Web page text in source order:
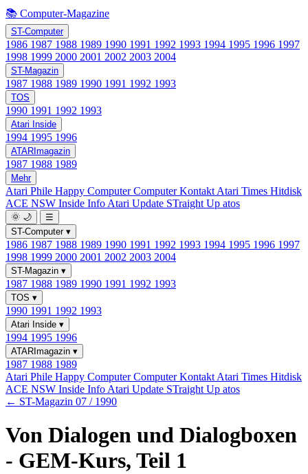
📚 Computer-Magazine
ST-Computer
1986 1987 1988 1989 1990 1991 1992 1993 1994 1995 1996 1997
1998 1999 2000 2001 2002 2003 2004
ST-Magazin
1987 1988 1989 1990 1991 1992 1993
TOS
1990 1991 1992 1993
Atari Inside
1994 1995 1996
ATARImagazin
1987 1988 1989
Mehr
Atari Phile Happy ComputerComputer Kontakt Atari Times Hitdisk
ACE NSW Inside Info Atari Update STraight Up atos
🌞 🌙
☰
ST-Computer ▾
1986 1987 1988 1989 1990 1991 1992 1993 1994 1995 1996 1997
1998 1999 2000 2001 2002 2003 2004
ST-Magazin ▾
1987 1988 1989 1990 1991 1992 1993
TOS ▾
1990 1991 1992 1993
Atari Inside ▾
1994 1995 1996
ATARImagazin ▾
1987 1988 1989
Atari Phile Happy ComputerComputer Kontakt Atari Times Hitdisk
ACE NSW Inside Info Atari Update STraight Up atos
← ST-Magazin 07 / 1990
Von Dialogen und Dialogboxen
- GEM-Kurs, Teil 1